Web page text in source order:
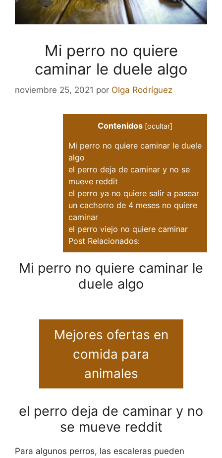
Mi perro no quiere
caminar le duele algo
noviembre 25, 2021 por Olga Rodríguez
Contenidos [ocultar]
Mi perro no quiere caminar le duele
algo
el perro deja de caminar y no se
mueve reddit
el perro ya no quiere salir a pasear
un cachorro de 4 meses no quiere
caminar
el perro viejo no quiere caminar
Post Relacionados:
Mi perro no quiere caminar le
duele algo
Mejores ofertas en
comida para
animales
el perro deja de caminar y no
se mueve reddit
Para algunos perros, las escaleras pueden